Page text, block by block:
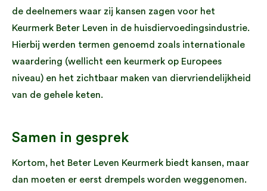
de deelnemers waar zij kansen zagen voor het
Keurmerk Beter Leven in de huisdiervoedingsindustrie.
Hierbij werden termen genoemd zoals internationale
waardering (wellicht een keurmerk op Europees
niveau) en het zichtbaar maken van diervriendelijkheid
van de gehele keten.
Samen in gesprek
Kortom, het Beter Leven Keurmerk biedt kansen, maar
dan moeten er eerst drempels worden weggenomen.